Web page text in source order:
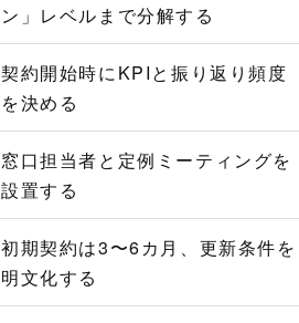
ン」レベルまで分解する
契約開始時にKPIと振り返り頻度
を決める
窓口担当者と定例ミーティングを
設置する
初期契約は3〜6カ月、更新条件を
明文化する